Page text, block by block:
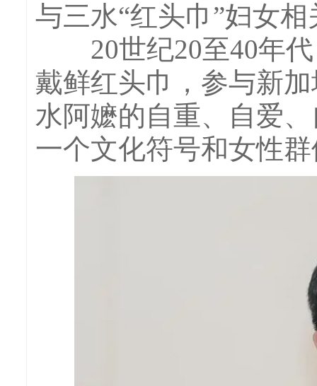
与三水“红头巾”妇女
20世纪20至40年代
戴鲜红头巾，参与新
水阿嬷的自重、自爱
一个文化符号和女性